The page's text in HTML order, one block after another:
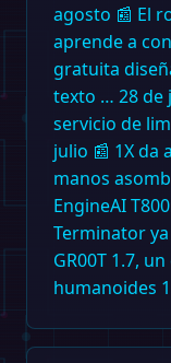
agosto 📰 El
aprende a
gratuita
texto … 28 de
servicio de
julio 📰 1X da
manos
EngineAI
Terminator
GR00T 1.7,
humanoides